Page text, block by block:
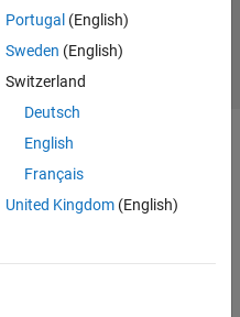
Portugal (English)
Sweden (English)
Switzerland
Deutsch
English
Français
United Kingdom(English)